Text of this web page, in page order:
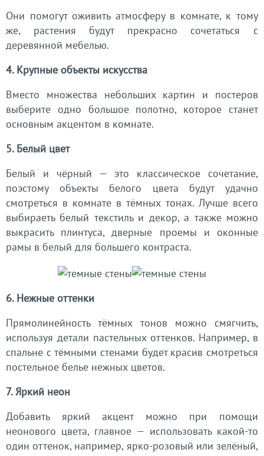
Они помогут оживить атмосферу в комнате, к тому
же, растения будут прекрасно сочетаться с
деревянной мебелью.
4. Крупные объекты искусства
Вместо множества небольших картин и постеров
выберите одно большое полотно, которое станет
основным акцентом в комнате.
5. Белый цвет
Белый и чёрный — это классическое сочетание,
поэстому объекты белого цвета будут удачно
смотреться в комнате в тёмных тонах. Лучше всего
выбираеть белый текстиль и декор, а также можно
выкрасить плинтуса, дверные проемы и оконные
рамы в белый для большего контраста.
6. Нежные оттенки
Прямолинейность тёмных тонов можно смягчить,
используя детали пастельных оттенков. Например, в
спальне с тёмными стенами будет красив смотреться
постельное белье нежных цветов.
7. Яркий неон
Добавить яркий акцент можно при помощи
неонового цвета, главное — использовать какой-то
один оттенок, например, ярко-розовый или зелёный,